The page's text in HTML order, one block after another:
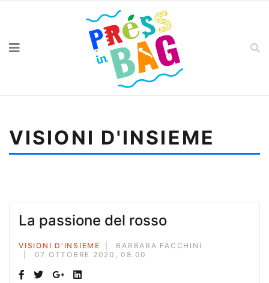
VISIONI D'INSIEME
La passione del rosso
VISIONI D'INSIEME
BARBARA FACCHINI
07 OTTOBRE 2020, 08:00